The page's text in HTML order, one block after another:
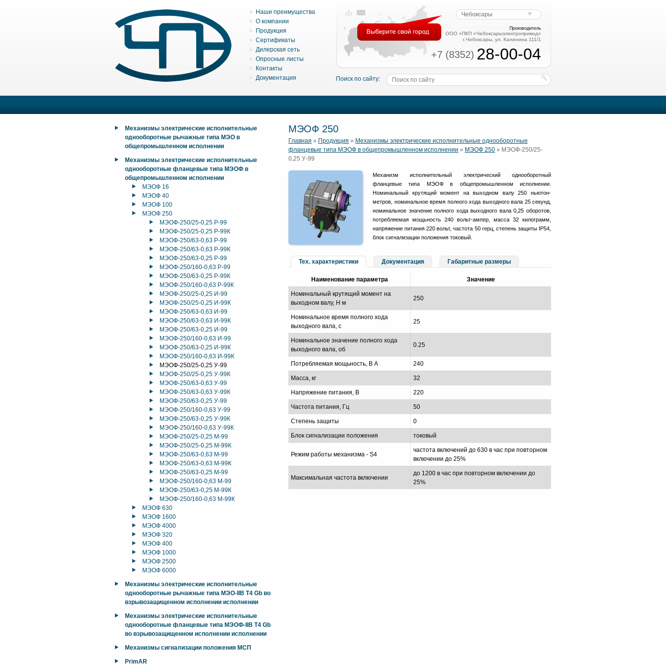
Наши преимущества
О компании
Продукция
Сертификаты
Дилерская сеть
Опросные листы
Контакты
Документация
Поиск по сайту:
Чебоксары
Производитель
ООО «ПКП «Чебоксарыэлектропривод»
г.Чебоксары, ул. Калинина 111/1
+7 (8352) 28-00-04
Механизмы электрические исполнительные
однооборотные рычажные типа МЭО в
общепромышленном исполнении
Механизмы электрические исполнительные
однооборотные фланцевые типа МЭОФ в
общепромышленном исполнении
МЭОФ 16
МЭОФ 40
МЭОФ 100
МЭОФ 250
МЭОФ-250/25-0,25 Р-99
МЭОФ-250/25-0,25 Р-99К
МЭОФ-250/63-0,63 Р-99
МЭОФ-250/63-0,63 Р-99К
МЭОФ-250/63-0,25 Р-99
МЭОФ-250/160-0,63 Р-99
МЭОФ-250/63-0,25 Р-99К
МЭОФ-250/160-0,63 Р-99К
МЭОФ-250/25-0,25 И-99
МЭОФ-250/25-0,25 И-99К
МЭОФ-250/63-0,63 И-99
МЭОФ-250/63-0,63 И-99К
МЭОФ-250/63-0,25 И-99
МЭОФ-250/160-0,63 И-99
МЭОФ-250/63-0,25 И-99К
МЭОФ-250/160-0,63 И-99К
МЭОФ-250/25-0,25 У-99
МЭОФ-250/25-0,25 У-99К
МЭОФ-250/63-0,63 У-99
МЭОФ-250/63-0,63 У-99К
МЭОФ-250/63-0,25 У-99
МЭОФ-250/160-0,63 У-99
МЭОФ-250/63-0,25 У-99К
МЭОФ-250/160-0,63 У-99К
МЭОФ-250/25-0,25 М-99
МЭОФ-250/25-0,25 М-99К
МЭОФ-250/63-0,63 М-99
МЭОФ-250/63-0,63 М-99К
МЭОФ-250/63-0,25 М-99
МЭОФ-250/160-0,63 М-99
МЭОФ-250/63-0,25 М-99К
МЭОФ-250/160-0,63 М-99К
МЭОФ 630
МЭОФ 1600
МЭОФ 4000
МЭОФ 320
МЭОФ 400
МЭОФ 1000
МЭОФ 2500
МЭОФ 6000
Механизмы электрические исполнительные
однооборотные рычажные типа МЭО-IIB T4 Gb во
взрывозащищенном исполнении исполнении
Механизмы электрические исполнительные
однооборотные фланцевые типа МЭОФ-IIB T4 Gb
во взрывозащищенном исполнении исполнении
Механизмы сигнализации положения МСП
PrimAR
МЭОФ 250
Главная » Продукция » Механизмы электрические исполнительные однооборотные
фланцевые типа МЭОФ в общепромышленном исполнении » МЭОФ 250 » МЭОФ-250/25-
0,25 У-99
Механизм исполнительный электрический однооборотный
фланцевые типа МЭОФ в общепромышленном исполнении.
Номинальный крутящий момент на выходном валу 250 ньютон-
метров, номинальное время полного хода выходного вала 25 секунд,
номинальное значение полного хода выходного вала 0,25 оборотов,
потребляемая мощьность 240 вольт-ампер, масса 32 килограмм,
напряжение питания 220 вольт, частота 50 герц, степень защиты IP54,
блок сигнализации положения токовый.
Тех. характеристики Документация Габаритные размеры
Наименование параметра Значение
Номинальный крутящий момент на
выходном валу, Н м
250
Номинальное время полного хода
выходного вала, с
25
Номинальное значение полного хода
выходного вала, об
0.25
Потребляемая мощьность, В А 240
Масса, кг 32
Напряжение питания, В 220
Частота питания, Гц 50
Степень защиты 0
Блок сигнализации положения токовый
Режим работы механизма - S4
частота включений до 630 в час при повторном
включении до 25%
Максимальная частота включении
до 1200 в час при повторном включении до
25%